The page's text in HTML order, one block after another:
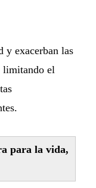
y exacerban las
limitando el
para la vida,